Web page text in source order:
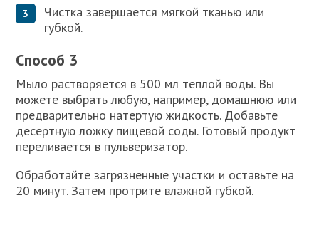
Чистка завершается мягкой тканью или
губкой.
Способ 3
Мыло растворяется в 500 мл теплой воды. Вы
можете выбрать любую, например, домашнюю или
предварительно натертую жидкость. Добавьте
десертную ложку пищевой соды. Готовый продукт
переливается в пульверизатор.
Обработайте загрязненные участки и оставьте на
20 минут. Затем протрите влажной губкой.